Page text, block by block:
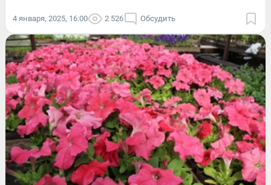
4 января, 2025, 16:00 2 526 Обсудить